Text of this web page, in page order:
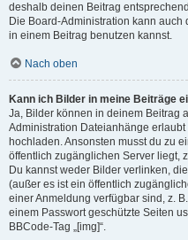
deshalb deinen Beitrag
Die Board-Administration kann
in einem Beitrag benutzen kannst.
Nach oben
Kann ich Bilder in meine Beiträge
Ja, Bilder können in deinem Beitrag
Administration Dateianhänge
hochladen. Ansonsten musst du zu
öffentlich zugänglichen Server liegt,
Du kannst weder Bilder verlinken,
(außer es ist ein öffentlich
einer Anmeldung verfügbar sind, z.
einem Passwort geschützte Seiten
BBCode-Tag „[img]“.